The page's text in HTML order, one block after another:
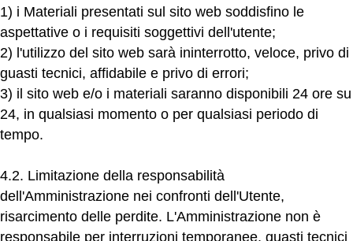
1) i Materiali presentati sul sito web soddisfino le
aspettative o i requisiti soggettivi dell'utente;
2) l'utilizzo del sito web sarà ininterrotto, veloce, privo di
guasti tecnici, affidabile e privo di errori;
3) il sito web e/o i materiali saranno disponibili 24 ore su
24, in qualsiasi momento o per qualsiasi periodo di
tempo.
4.2. Limitazione della responsabilità
dell'Amministrazione nei confronti dell'Utente,
risarcimento delle perdite. L'Amministrazione non è
responsabile per interruzioni temporanee, guasti tecnici